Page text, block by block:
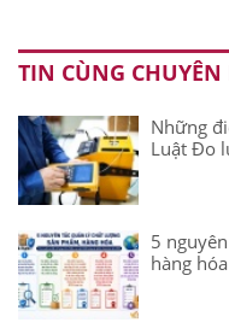
TIN CÙNG CHUYÊN
Những
Luật Đo
5
hàng